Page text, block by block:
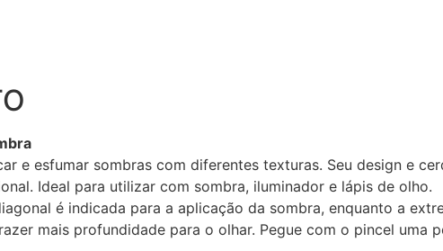
e esfumar sombras com diferentes texturas. Seu design e
Ideal para utilizar com sombra, iluminador e lápis de olho.
é indicada para a aplicação da sombra, enquanto a
mais profundidade para o olhar. Pegue com o pincel uma